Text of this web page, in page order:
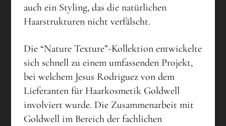
auch ein Styling, das die natürlichen
Haarstrukturen nicht verfälscht.
Die “Nature Texture”-Kollektion entwickelte
sich schnell zu einem umfassenden Projekt,
bei welchem Jesus Rodriguez von dem
Lieferanten für Haarkosmetik Goldwell
involviert wurde. Die Zusammenarbeit mit
Goldwell im Bereich der fachlichen